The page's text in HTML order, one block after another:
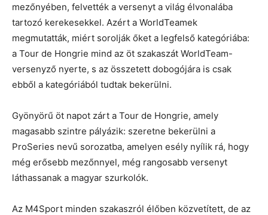
mezőnyében, felvették a versenyt a világ élvonalába
tartozó kerekesekkel. Azért a WorldTeamek
megmutatták, miért sorolják őket a legfelső kategóriába:
a Tour de Hongrie mind az öt szakaszát WorldTeam-
versenyző nyerte, s az összetett dobogójára is csak
ebből a kategóriából tudtak bekerülni.
Gyönyörű öt napot zárt a Tour de Hongrie, amely
magasabb szintre pályázik: szeretne bekerülni a
ProSeries nevű sorozatba, amelyen esély nyílik rá, hogy
még erősebb mezőnnyel, még rangosabb versenyt
láthassanak a magyar szurkolók.
Az M4Sport minden szakaszról élőben közvetített, de az